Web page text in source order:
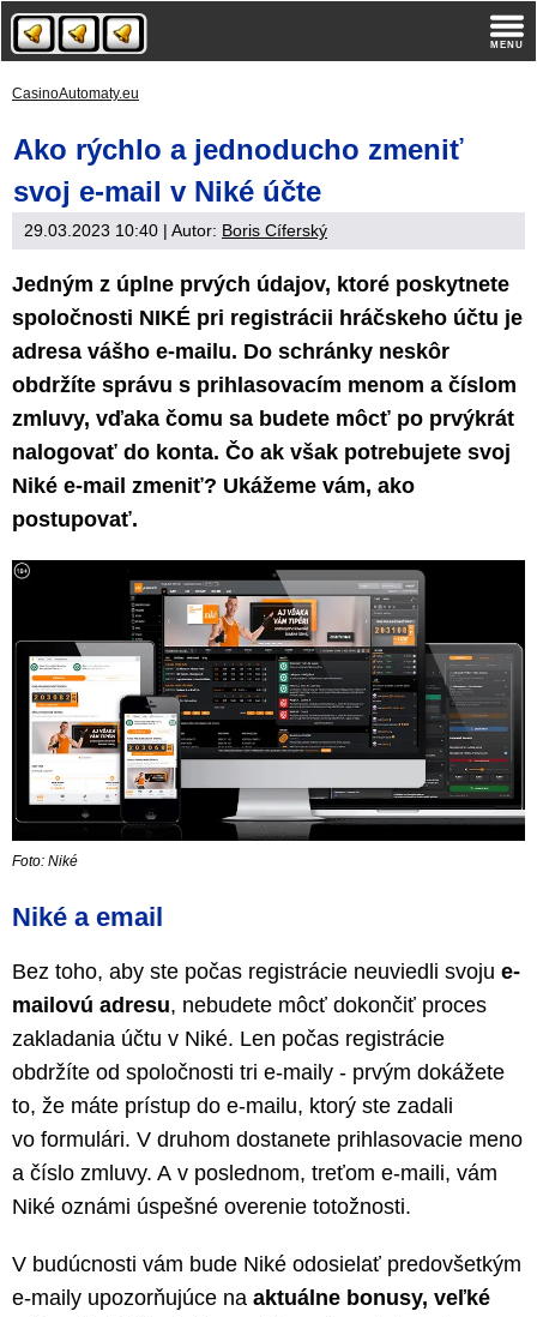
CasinoAutomaty.eu
Ako rýchlo a jednoducho zmeniť
svoj e-mail v Niké účte
29.03.2023 10:40 | Autor: Boris Cíferský
Jedným z úplne prvých údajov, ktoré poskytnete
spoločnosti NIKÉ pri registrácii hráčskeho účtu je
adresa vášho e-mailu. Do schránky neskôr
obdržíte správu s prihlasovacím menom a číslom
zmluvy, vďaka čomu sa budete môcť po prvýkrát
nalogovať do konta. Čo ak však potrebujete svoj
Niké e-mail zmeniť? Ukážeme vám, ako
postupovať.
Foto: Niké
Niké a email
Bez toho, aby ste počas registrácie neuviedli svoju e-
mailovú adresu, nebudete môcť dokončiť proces
zakladania účtu v Niké. Len počas registrácie
obdržíte od spoločnosti tri e-maily - prvým dokážete
to, že máte prístup do e-mailu, ktorý ste zadali
vo formulári. V druhom dostanete prihlasovacie meno
a číslo zmluvy. A v poslednom, treťom e-maili, vám
Niké oznámi úspešné overenie totožnosti.
V budúcnosti vám bude Niké odosielať predovšetkým
e-maily upozorňujúce na aktuálne bonusy, veľké